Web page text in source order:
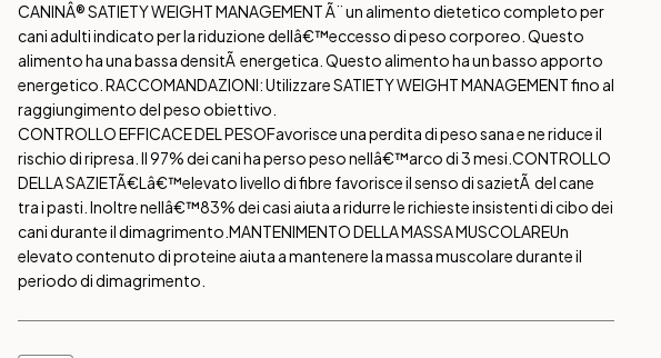
CANINÂ® SATIETY WEIGHT MANAGEMENT Ã¨ un alimento dietetico completo per
cani adulti indicato per la riduzione dellâ€™eccesso di peso corporeo. Questo
alimento ha una bassa densitÃ energetica. Questo alimento ha un basso apporto
energetico. RACCOMANDAZIONI: Utilizzare SATIETY WEIGHT MANAGEMENT fino al
raggiungimento del peso obiettivo.
CONTROLLO EFFICACE DEL PESOFavorisce una perdita di peso sana e ne riduce il
rischio di ripresa. Il 97% dei cani ha perso peso nellâ€™arco di 3 mesi. CONTROLLO
DELLA SAZIETÃ€Lâ€™elevato livello di fibre favorisce il senso di sazietÃ del cane
tra i pasti. Inoltre nellâ€™83% dei casi aiuta a ridurre le richieste insistenti di cibo dei
cani durante il dimagrimento. MANTENIMENTO DELLA MASSA MUSCOLAREUn
elevato contenuto di proteine aiuta a mantenere la massa muscolare durante il
periodo di dimagrimento.